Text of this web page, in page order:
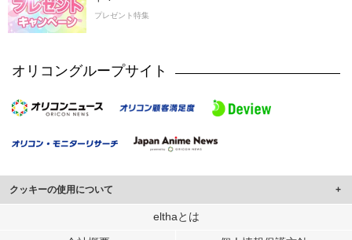
プレゼント特集
オリコングループサイト
クッキーの使用について
このサイトでは Cookie を使用して、ユーザーに合わせたコンテンツや広告の
elthaとは